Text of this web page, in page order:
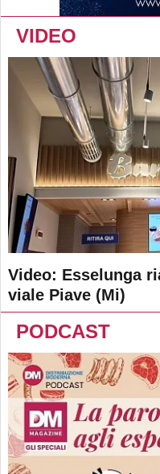
VIDEO
Video: Esselunga
viale Piave (Mi)
PODCAST